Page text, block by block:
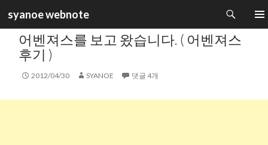
syanoe webnote
색
뛰
카테고리 :
어벤져스를 보고 왔습니다. ( 어벤져스
후기 )
2012/04/30 SYANOE 댓글 4개